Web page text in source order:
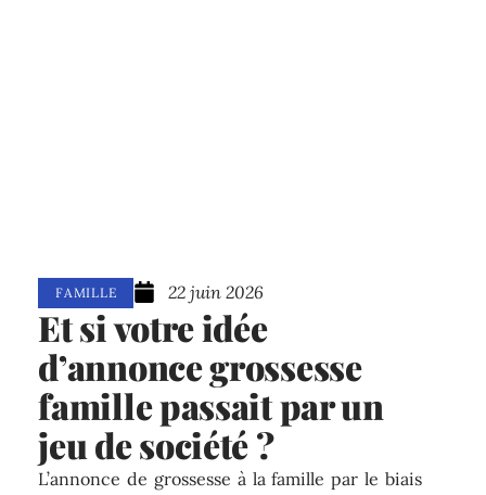
FAMILLE 22 juin 2026
Et si votre idée
d’annonce grossesse
famille passait par un
jeu de société ?
L’annonce de grossesse à la famille par le biais